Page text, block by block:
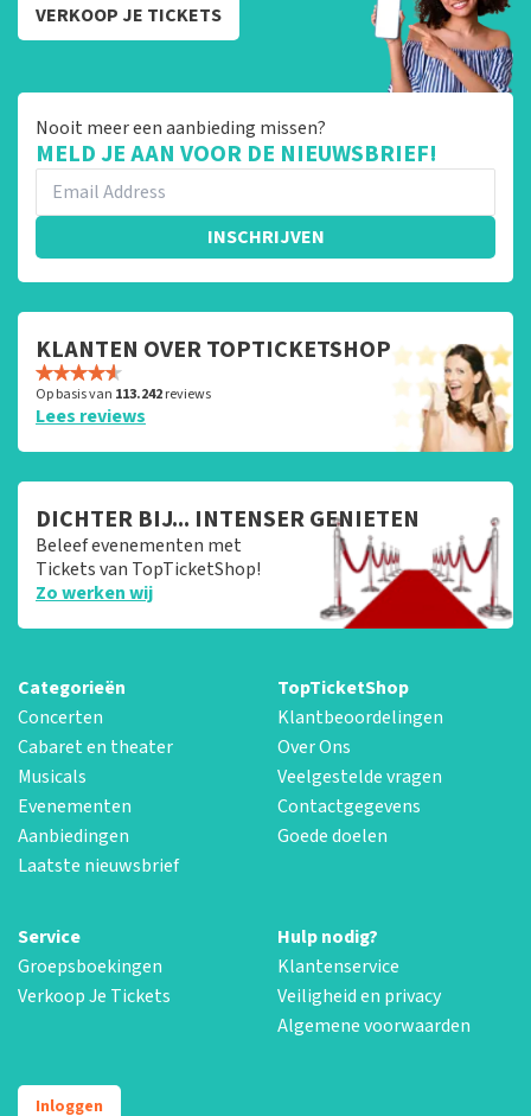
VERKOOP JE TICKETS
Nooit meer een aanbieding missen?
MELD JE AAN VOOR DE NIEUWSBRIEF!
INSCHRIJVEN
KLANTEN OVER TOPTICKETSHOP
Op basis van 113.242reviews
Lees reviews
DICHTER BIJ... INTENSER GENIETEN
Beleef evenementen met
Tickets van TopTicketShop!
Zo werken wij
Categorieën
Concerten
Cabaret en theater
Musicals
Evenementen
Aanbiedingen
Laatste nieuwsbrief
TopTicketShop
Klantbeoordelingen
Over Ons
Veelgestelde vragen
Contactgegevens
Goede doelen
Service
Groepsboekingen
Verkoop Je Tickets
Hulp nodig?
Klantenservice
Veiligheid en privacy
Algemene voorwaarden
Inloggen